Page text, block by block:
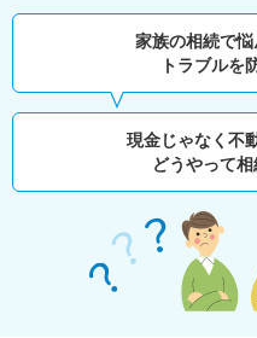
家族の相続で
トラブルを
現金じゃなく不
どうやって